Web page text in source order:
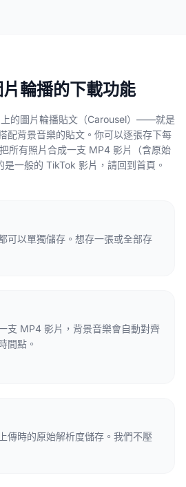
輪播的下載功能
的圖片輪播貼文（Carousel）——就是
配背景音樂的貼文。你可以逐張存下每
所有照片合成一支 MP4 影片（含原始
一般的 TikTok 影片，請回到首頁。
可以單獨儲存。想存一張或全部存
支 MP4 影片，背景音樂會自動對齊
間點。
傳時的原始解析度儲存。我們不壓